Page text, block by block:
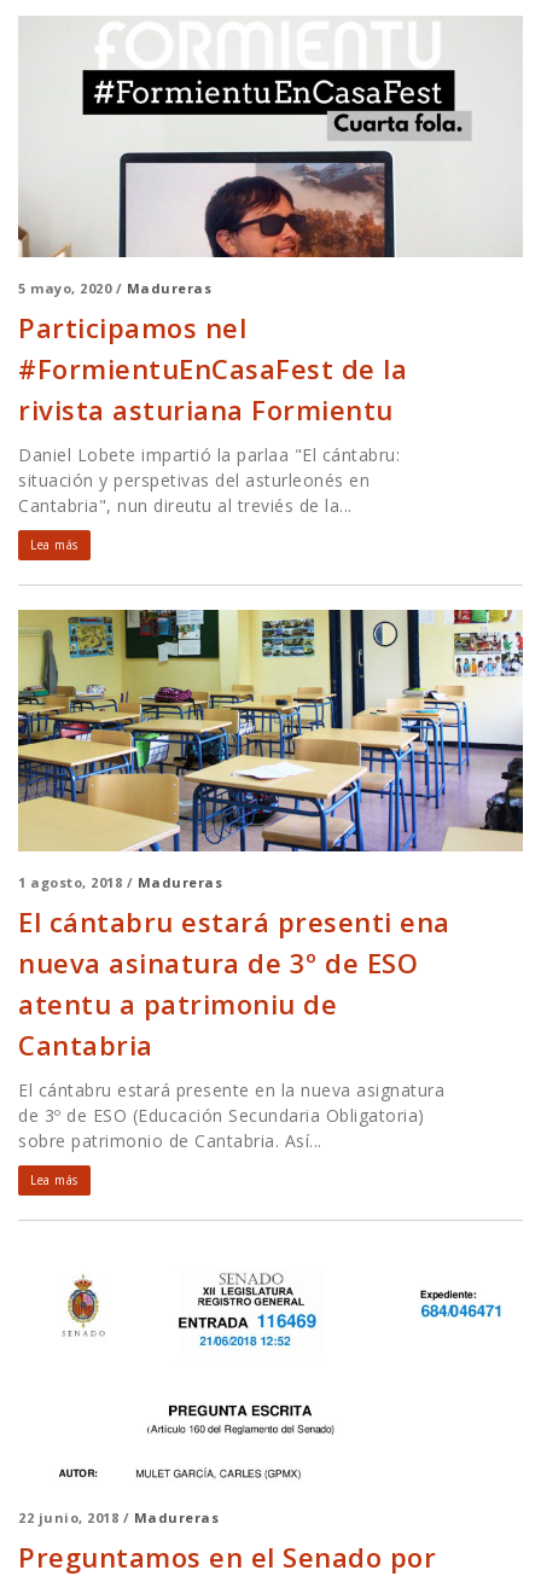
5 mayo, 2020 / Madureras
Participamos nel
#FormientuEnCasaFest de la
rivista asturiana Formientu
Daniel Lobete impartió la parlaa "El cántabru:
situación y perspetivas del asturleonés en
Cantabria", nun direutu al treviés de la...
Lea más
1 agosto, 2018 / Madureras
El cántabru estará presenti ena
nueva asinatura de 3º de ESO
atentu a patrimoniu de
Cantabria
El cántabru estará presente en la nueva asignatura
de 3º de ESO (Educación Secundaria Obligatoria)
sobre patrimonio de Cantabria. Así...
Lea más
22 junio, 2018 / Madureras
Preguntamos en el Senado por